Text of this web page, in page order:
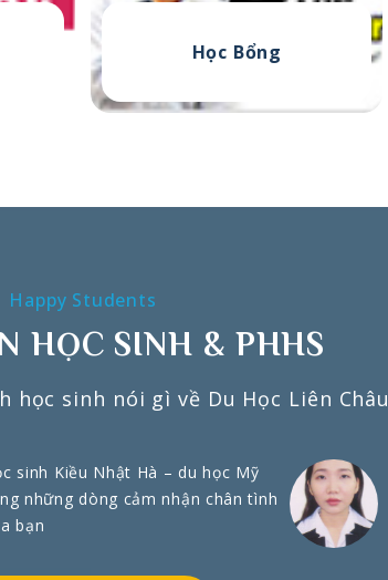
Học Bổng
Happy Students
HỌC SINH & PHHS
học sinh nói gì về Du Học Liên Châu
sinh Kiều Nhật Hà – du học Mỹ
những dòng cảm nhận chân tình
bạn